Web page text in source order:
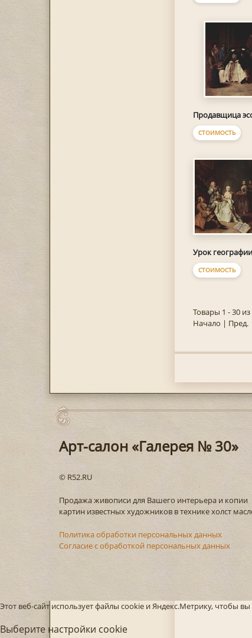
Продавщица
СТОИМОСТЬ
Урок географии
СТОИМОСТЬ
Товары 1 - 30 из
Начало | Пред. |
Арт-салон «Галерея № 30»
© R52.RU
Продажа живописи для Вашего интерьера и копии
картин известных художников в технике холст
Политика обработки персональных данных
Согласие с обработкой персональных данных
Этот веб-сайт использует файлы cookie и Яндекс.Метрику, чтобы
Выберите настройки cookie